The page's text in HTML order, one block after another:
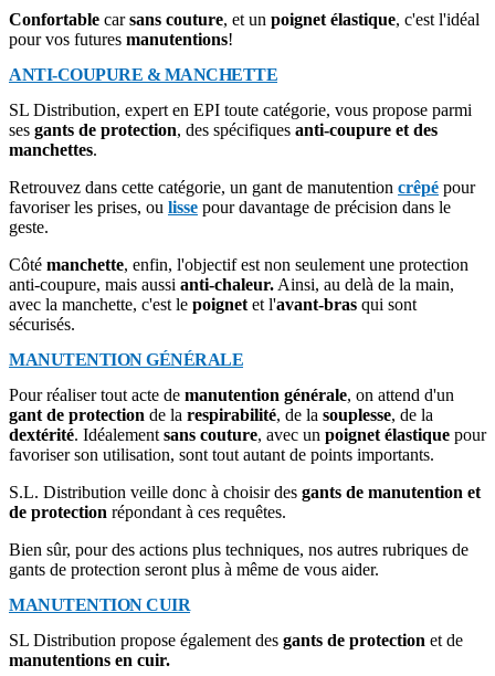
Confortable carsans couture, et un poignet élastique, c'est l'idéal
pour vos futures manutentions!
ANTI-COUPURE & MANCHETTE
SL Distribution, expert en EPI toute catégorie, vous propose parmi
ses gants de protection, des spécifiques anti-coupure et des
manchettes.
Retrouvez dans cette catégorie, un gant de manutention crêpé pour
favoriser les prises, ou lisse pour davantage de précision dans le
geste.
Côté manchette, enfin, l'objectif est non seulement une protection
anti-coupure, mais aussi anti-chaleur. Ainsi, au delà de la main,
avec la manchette, c'est le poignet et l'avant-bras qui sont
sécurisés.
MANUTENTION GÉNÉRALE
Pour réaliser tout acte de manutention générale, on attend d'un
gant de protection de la respirabilité, de la souplesse, de la
dextérité. Idéalement sans couture, avec un poignet élastique pour
favoriser son utilisation, sont tout autant de points importants.
S.L. Distribution veille donc à choisir des gants de manutention et
de protection répondant à ces requêtes.
Bien sûr, pour des actions plus techniques, nos autres rubriques de
gants de protection seront plus à même de vous aider.
MANUTENTION CUIR
SL Distribution propose également des gants de protection et de
manutentions en cuir.